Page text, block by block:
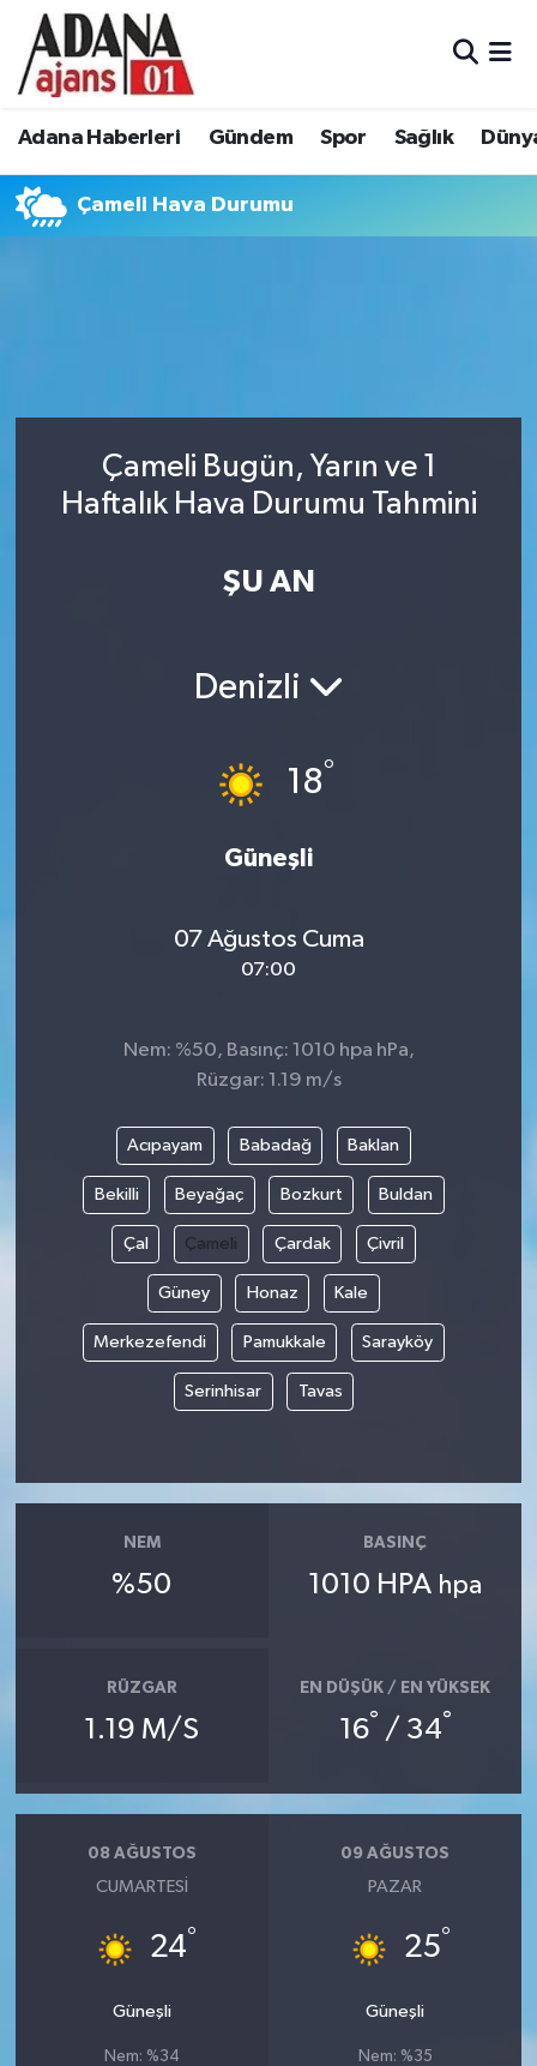
Adana Haberleri Gündem Spor Sağlık
Çameli Hava Durumu
Çameli Bugün, Yarın ve 1
Haftalık Hava Durumu Tahmini
ŞU AN
Denizli
18°
Güneşli
07 Ağustos Cuma
07:00
Nem: %50, Basınç: 1010 hpa hPa,
Rüzgar: 1.19 m/s
Acıpayam Babadağ Baklan
Bekilli Beyağaç Bozkurt Buldan
Çal Çameli Çardak Çivril
Güney Honaz Kale
Merkezefendi Pamukkale Sarayköy
Serinhisar Tavas
NEM
%50
BASINÇ
1010 HPA hpa
RÜZGAR
1.19 M/S
EN DÜŞÜK / EN YÜKSEK
16° / 34°
08 AĞUSTOS
CUMARTESI
24°
Güneşli
Nem: %34
09 AĞUSTOS
PAZAR
25°
Güneşli
Nem: %35
Adana Haberleri
Spor
Siyaset
Ekonomi
Adana Nöbetçi Eczaneler
Adana Namaz Vakitleri
Son Dakika Haberleri
Haber Arşivi